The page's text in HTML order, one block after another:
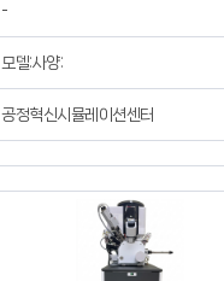
-
모델:사양:
공정혁신시뮬레이션센터